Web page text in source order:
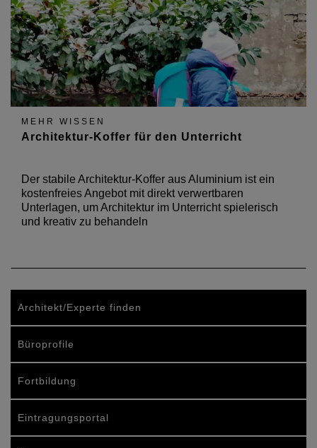
MEHR WISSEN
Architektur-Koffer für den Unterricht
Der stabile Architektur-Koffer aus Aluminium ist ein
kostenfreies Angebot mit direkt verwertbaren
Unterlagen, um Architektur im Unterricht spielerisch
und kreativ zu behandeln
Architekt/Experte finden
Büroprofile
Fortbildung
Eintragungsportal